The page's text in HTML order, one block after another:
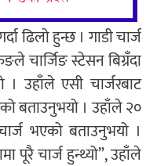
ढिलो हुन्छ । गाडी चार्ज
चार्जिङ स्टेसन बिग्रँदा
। उहाँले एसी चार्जरबाट
बताउनुभयो । उहाँले २०
भएको बताउनुभयो ।
पूरै चार्ज हुन्थ्यो”, उहाँले